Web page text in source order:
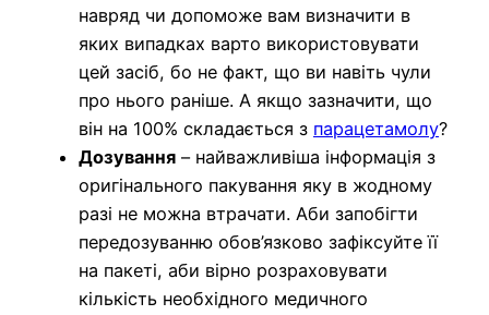
навряд чи допоможе вам визначити в
яких випадках варто використовувати
цей засіб, бо не факт, що ви навіть чули
про нього раніше. А якщо зазначити, що
він на 100% складається з парацетамолу?
Дозування – найважливіша інформація з
оригінального пакування яку в жодному
разі не можна втрачати. Аби запобігти
передозуванню обов’язково зафіксуйте її
на пакеті, аби вірно розраховувати
кількість необхідного медичного